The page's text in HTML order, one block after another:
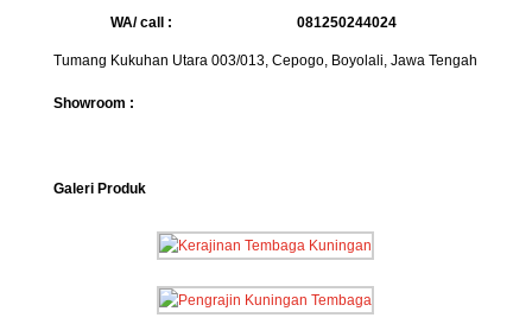
WA/ call : 081250244024
Tumang Kukuhan Utara 003/013, Cepogo, Boyolali, Jawa Tengah
Showroom :
Galeri Produk